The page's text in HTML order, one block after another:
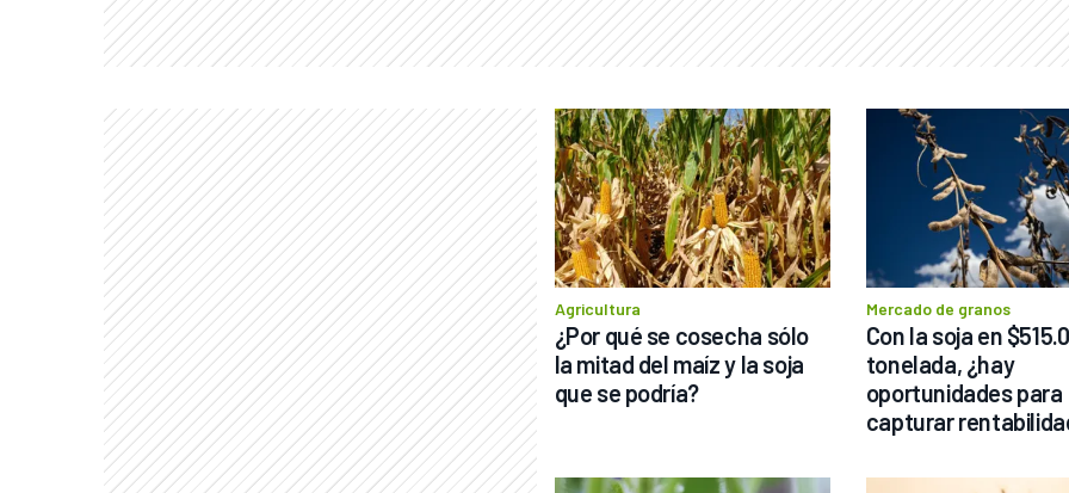
Agricultura
¿Por qué se cosecha sólo
la mitad del maíz y la soja
que se podría?
Mercado de granos
Con la soja en
tonelada, ¿hay
oportunidades para
capturar